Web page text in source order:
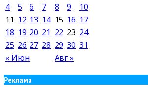
« Июн Авг »
4
5 6 7 8 9
10
11 12 13 14 15 16 17
18 19 20 21 22 23 24
25 26 27 28 29 30 31
Реклама